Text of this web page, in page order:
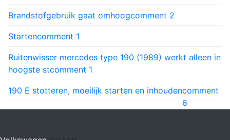
Brandstofgebruik gaat omhoogcomment 2
Startencomment 1
Ruitenwisser mercedes type 190 (1989) werkt alleen in
hoogste stcomment 1
190 E stotteren, moeilijk starten en inhoudencomment
6